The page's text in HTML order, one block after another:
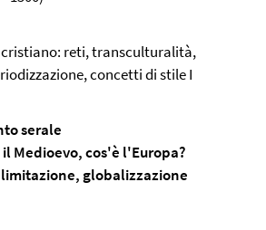
reti, transculturalità,
concetti di stile I
serale
Medioevo, cos'è l'Europa?
globalizzazione